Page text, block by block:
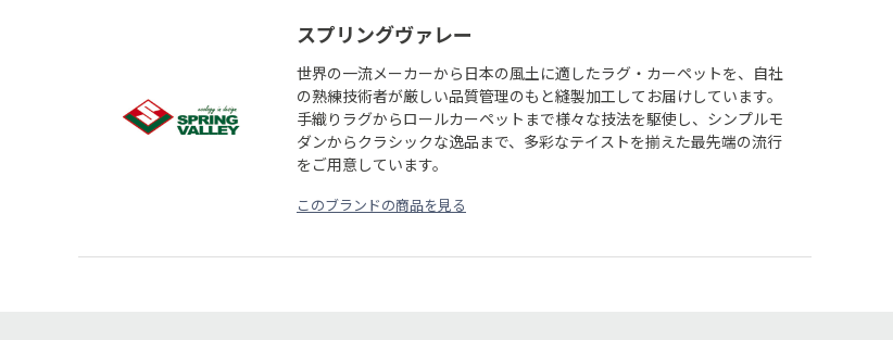
スプリングヴァレー
世界の一流メーカーから日本の風土に適したラグ・カーペットを、自社
の熟練技術者が厳しい品質管理のもと縫製加工してお届けしています。
手織りラグからロールカーペットまで様々な技法を駆使し、シンプルモ
ダンからクラシックな逸品まで、多彩なテイストを揃えた最先端の流行
をご用意しています。
このブランドの商品を見る